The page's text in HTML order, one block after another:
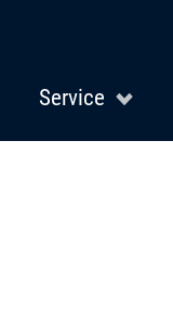
Service